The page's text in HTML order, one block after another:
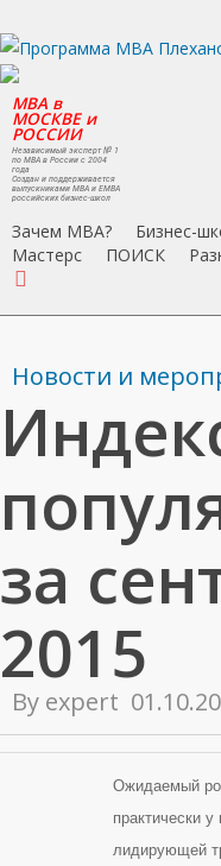
to
main
content
MBA в
МОСКВЕ и
РОССИИ
Независимый эксперт № 1
по MBA в России с 2004
года
Создан и поддерживается
выпускниками MBA и EMBA
российских бизнес-школ
Зачем MBA? Бизнес-
Мастерс
ПОИСК
Новости и
за
2015
By expert
Ожидаемый
практически
лидирующей